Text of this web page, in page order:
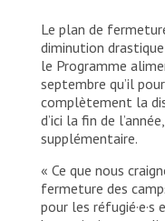
Le plan de
diminution
le Programme
septembre qu’il
complètement la
d’ici la fin de
supplémentaire.
« Ce que nous
fermeture des
pour les